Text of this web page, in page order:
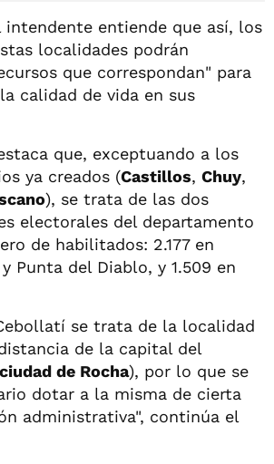
intendente entiende que así, los
localidades podrán
que correspondan" para
calidad de vida en sus
que, exceptuando a los
ya creados (Castillos, Chuy,
), se trata de las dos
electorales del departamento
de habilitados: 2.177 en
Punta del Diablo, y 1.509 en
se trata de la localidad
de la capital del
ciudad de Rocha), por lo que se
dotar a la misma de cierta
administrativa", continúa el